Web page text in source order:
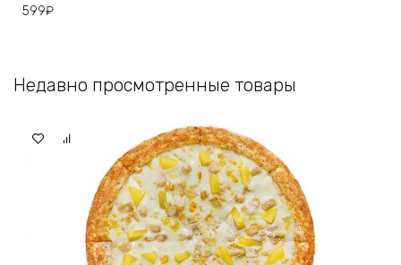
599₽
Недавно просмотренные товары